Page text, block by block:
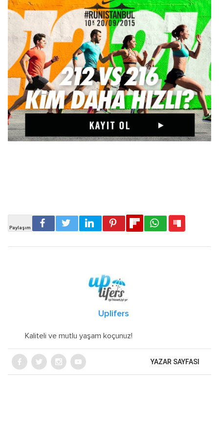
Uplifers
Kaliteli ve mutlu yaşam koçunuz!
YAZAR SAYFASI